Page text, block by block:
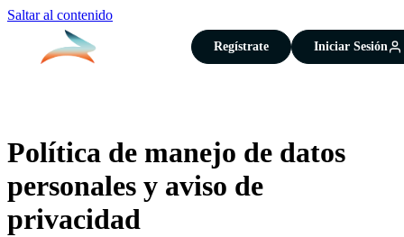
Saltar al contenido
Regístrate Iniciar Sesión
Política de manejo de datos
personales y aviso de
privacidad